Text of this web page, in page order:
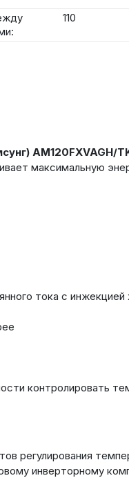
110
AM120FXVAGH/
максимальную
тока с инжекцией
контролировать
регулирования
инверторному